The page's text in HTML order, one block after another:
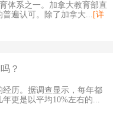
体系之一。加拿大教育部直
遍认可。除了加拿大... [详
？
历。据调查显示，每年都
更是以平均10%左右的...